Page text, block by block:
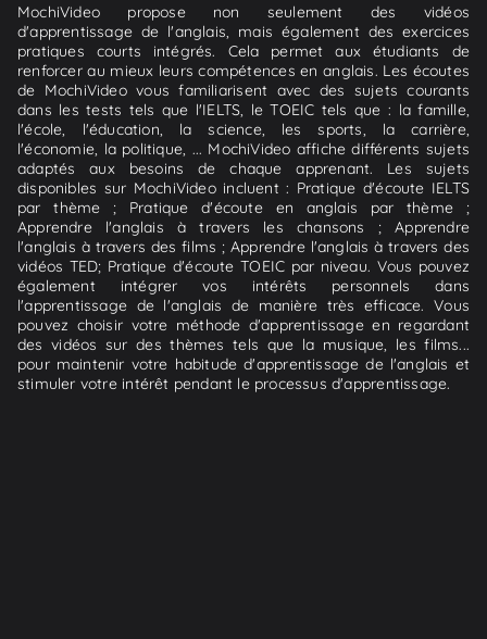
MochiVideo propose non seulement des vidéos
d'apprentissage de l'anglais, mais également des exercices
pratiques courts intégrés. Cela permet aux étudiants de
renforcer au mieux leurs compétences en anglais. Les écoutes
de MochiVideo vous familiarisent avec des sujets courants
dans les tests tels que l'IELTS, le TOEIC tels que : la famille,
l'école, l'éducation, la science, les sports, la carrière,
l'économie, la politique, ... MochiVideo affiche différents sujets
adaptés aux besoins de chaque apprenant. Les sujets
disponibles sur MochiVideo incluent : Pratique d'écoute IELTS
par thème ; Pratique d'écoute en anglais par thème ;
Apprendre l'anglais à travers les chansons ; Apprendre
l'anglais à travers des films ; Apprendre l'anglais à travers des
vidéos TED; Pratique d'écoute TOEIC par niveau. Vous pouvez
également intégrer vos intérêts personnels dans
l'apprentissage de l'anglais de manière très efficace. Vous
pouvez choisir votre méthode d'apprentissage en regardant
des vidéos sur des thèmes tels que la musique, les films...
pour maintenir votre habitude d'apprentissage de l'anglais et
stimuler votre intérêt pendant le processus d'apprentissage.